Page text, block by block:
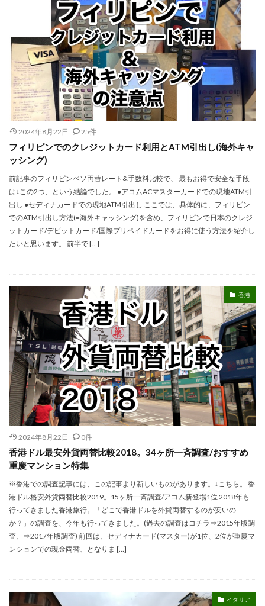
2024年8月22日 25件
フィリピンでのクレジットカード利用とATM引出し(海外キャ
ッシング)
前記事のフィリピンペソ両替レート&手数料比較で、 最もお得で安全な手段
は↓この2つ、という結論でした。 ●アコムACマスターカードでの現地ATM引
出し ●セディナカードでの現地ATM引出し ここでは、具体的に、フィリピン
でのATM引出し方法(=海外キャッシング)を含め、フィリピンで日本のクレジ
ットカード/デビットカード/国際プリペイドカードをお得に使う方法を紹介し
たいと思います。 前半で […]
香港
2024年8月22日 0件
香港ドル最安外貨両替比較2018。34ヶ所一斉調査/おすすめ
重慶マンション特集
※香港での調査記事には、この記事より新しいものがあります。↓こちら。 香
港ドル格安外貨両替比較2019。15ヶ所一斉調査/アコム新登場1位 2018年も
行ってきました香港旅行。「どこで香港ドルを外貨両替するのが安いの
か？」の調査を、今年も行ってきました。(過去の調査はコチラ⇒2015年版調
査、⇒2017年版調査) 前回は、セディナカード(マスター)が1位、2位が重慶マ
ンションでの現金両替、となりま […]
イタリア